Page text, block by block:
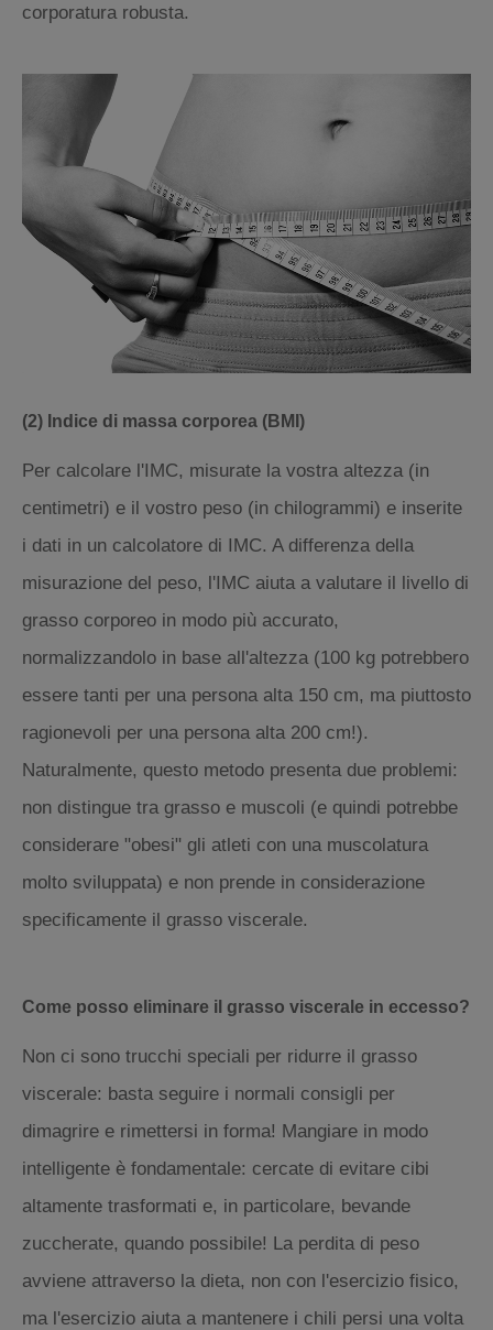
corporatura robusta.
(2) Indice di massa corporea (BMI)
Per calcolare l'IMC, misurate la vostra altezza (in
centimetri) e il vostro peso (in chilogrammi) e inserite
i dati in un calcolatore di IMC. A differenza della
misurazione del peso, l'IMC aiuta a valutare il livello di
grasso corporeo in modo più accurato,
normalizzandolo in base all'altezza (100 kg potrebbero
essere tanti per una persona alta 150 cm, ma piuttosto
ragionevoli per una persona alta 200 cm!).
Naturalmente, questo metodo presenta due problemi:
non distingue tra grasso e muscoli (e quindi potrebbe
considerare "obesi" gli atleti con una muscolatura
molto sviluppata) e non prende in considerazione
specificamente il grasso viscerale.
Come posso eliminare il grasso viscerale in eccesso?
Non ci sono trucchi speciali per ridurre il grasso
viscerale: basta seguire i normali consigli per
dimagrire e rimettersi in forma! Mangiare in modo
intelligente è fondamentale: cercate di evitare cibi
altamente trasformati e, in particolare, bevande
zuccherate, quando possibile! La perdita di peso
avviene attraverso la dieta, non con l'esercizio fisico,
ma l'esercizio aiuta a mantenere i chili persi una volta